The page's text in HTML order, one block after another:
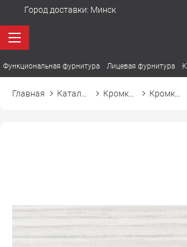
Город доставки: Минск
Функциональная фурнитура Лицевая фурнитура
Главная